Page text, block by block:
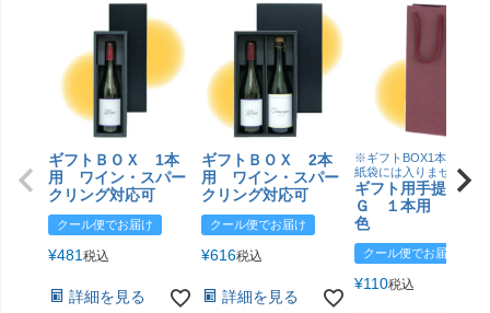
ギフトＢＯＸ 1本
用 ワイン・スパー
クリング対応可
クール便でお届け
¥481税込
詳細を見る
ギフトＢＯＸ 2本
用 ワイン・スパー
クリング対応可
クール便でお届け
¥616税込
詳細を見る
※ギフトBOX1本用はこ
紙袋には入りません
ギフト用手提げＢ
Ｇ １本用 エン
色
クール便でお届け
¥110税込